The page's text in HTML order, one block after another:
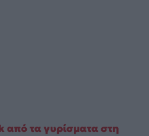
από τα γυρίσματα στη